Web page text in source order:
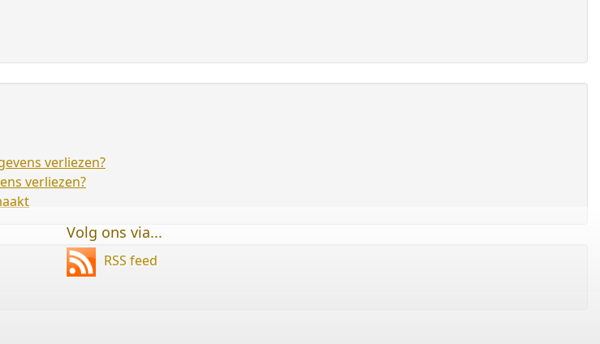
verliezen?
verliezen?
Volg ons via...
RSS feed